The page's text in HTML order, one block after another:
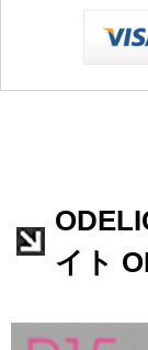
イト